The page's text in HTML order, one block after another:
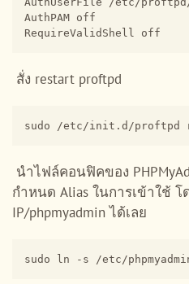
AuthPAM off
RequireValidShell off
สั่ง restart proftpd
sudo /etc/init.d/proftpd
นำไฟล์คอนฟิคของ
กำหนด Alias ในการเข้าใช้
IP/phpmyadmin ได้เลย
sudo ln -s /etc/